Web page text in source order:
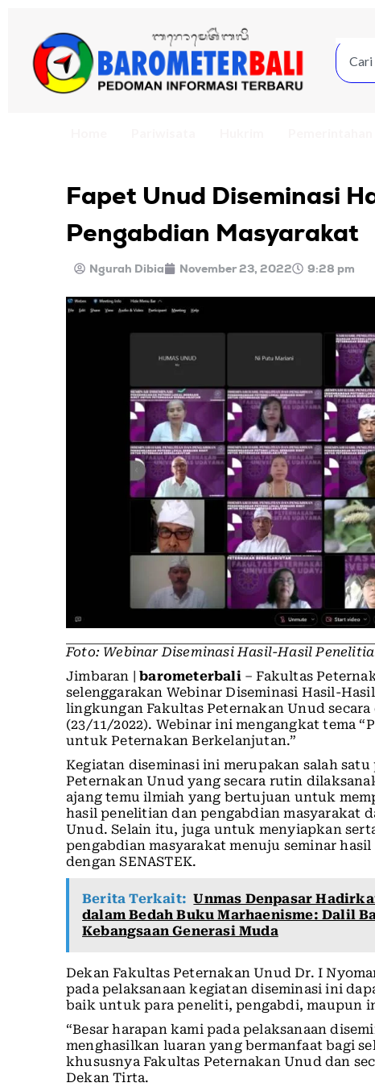
Fapet Unud Diseminasi
Pengabdian Masyarakat
Ngurah Dibia November 23, 2022 9:28 pm
Foto: Webinar Diseminasi Hasil-Hasil
Jimbaran |barometerbali– Fakultas
selenggarakan Webinar Diseminasi Hasil-
lingkungan Fakultas Peternakan Unud
(23/11/2022). Webinar ini mengangkat tema
untuk Peternakan Berkelanjutan.”
Kegiatan diseminasi ini merupakan salah
Peternakan Unud yang secara rutin
ajang temu ilmiah yang bertujuan untuk
hasil penelitian dan pengabdian masyarakat
Unud. Selain itu, juga untuk menyiapkan
pengabdian masyarakat menuju seminar
dengan SENASTEK.
Berita Terkait: Unmas Denpasar
dalam Bedah Buku Marhaenisme: Dalil
Kebangsaan Generasi Muda
Dekan Fakultas Peternakan Unud Dr. I
pada pelaksanaan kegiatan diseminasi ini
baik untuk para peneliti, pengabdi, maupun
“Besar harapan kami pada pelaksanaan
menghasilkan luaran yang bermanfaat bagi
khususnya Fakultas Peternakan Unud dan
Dekan Tirta.